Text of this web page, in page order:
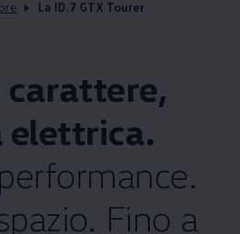
La ID.7 GTX Tourer
carattere,
Fino a